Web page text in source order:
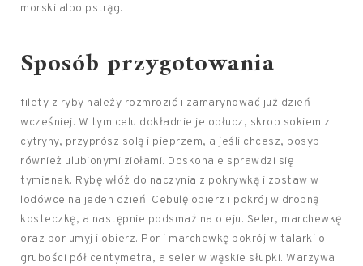
morski albo pstrąg.
Sposób przygotowania
filety z ryby należy rozmrozić i zamarynować już dzień
wcześniej. W tym celu dokładnie je opłucz, skrop sokiem z
cytryny, przyprósz solą i pieprzem, a jeśli chcesz, posyp
również ulubionymi ziołami. Doskonale sprawdzi się
tymianek. Rybę włóż do naczynia z pokrywką i zostaw w
lodówce na jeden dzień. Cebulę obierz i pokrój w drobną
kosteczkę, a następnie podsmaż na oleju. Seler, marchewkę
oraz por umyj i obierz. Por i marchewkę pokrój w talarki o
grubości pół centymetra, a seler w wąskie słupki. Warzywa